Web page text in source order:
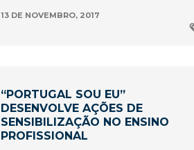
13 DE NOVEMBRO, 2017
“PORTUGAL SOU EU”
DESENVOLVE AÇÕES DE
SENSIBILIZAÇÃO NO ENSINO
PROFISSIONAL